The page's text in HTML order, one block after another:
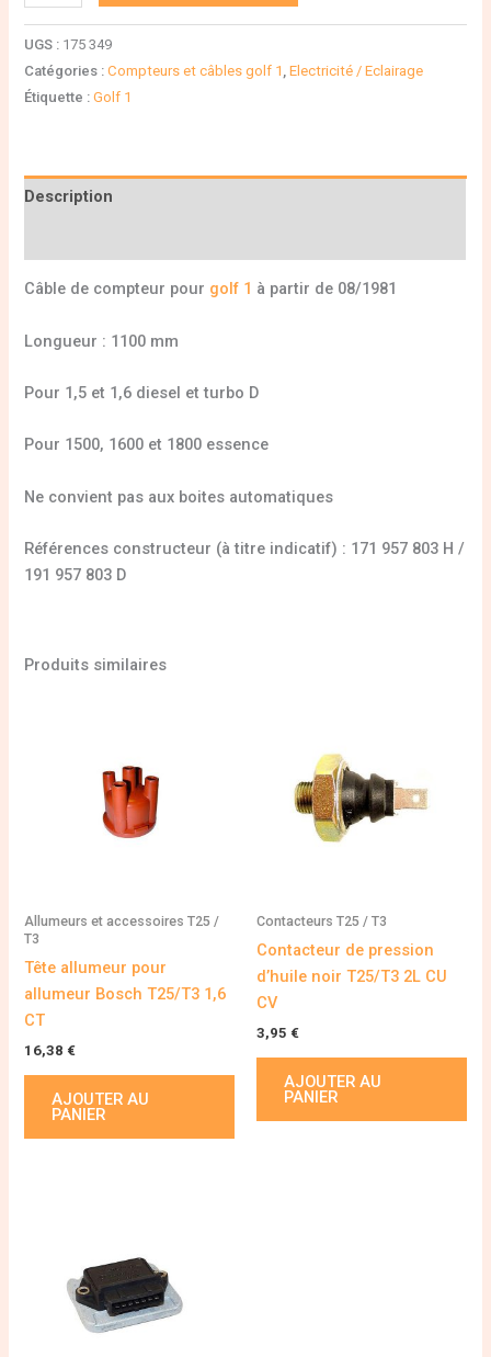
UGS : 175 349
Catégories :Compteurs et câbles golf 1 ,Electricité / Eclairage
Étiquette :Golf 1
Description
Câble de compteur pour golf 1 à partir de 08/1981
Longueur : 1100 mm
Pour 1,5 et 1,6 diesel et turbo D
Pour 1500, 1600 et 1800 essence
Ne convient pas aux boites automatiques
Références constructeur (à titre indicatif) : 171 957 803 H /
191 957 803 D
Produits similaires
Allumeurs et accessoires T25 /
T3
Tête allumeur pour
allumeur Bosch T25/T3 1,6
CT
16,38 €
AJOUTER AU
PANIER
Contacteurs T25 / T3
Contacteur de pression
d’huile noir T25/T3 2L CU
CV
3,95 €
AJOUTER AU
PANIER